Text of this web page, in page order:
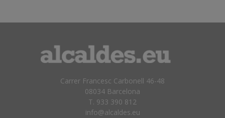
Carrer Francesc Carbonell 46-48
08034 Barcelona
T. 933 390 812
info@alcaldes.eu